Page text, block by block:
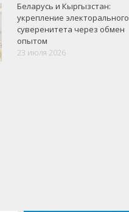
Беларусь и Кыргызстан:
укрепление электорального
суверенитета через обмен
опытом
23 июля 2026